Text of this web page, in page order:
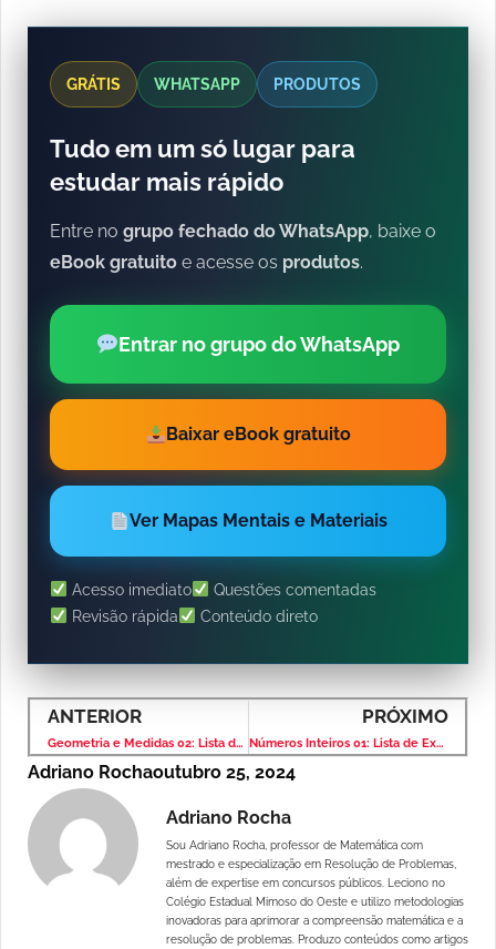
GRÁTIS WHATSAPP PRODUTOS
Tudo em um só lugar para
estudar mais rápido
Entre no grupo fechado do WhatsApp, baixe o
eBook gratuito e acesse os produtos.
Entrar no grupo do WhatsApp
Baixar eBook gratuito
Ver Mapas Mentais e Materiais
Acesso imediato
Questões comentadas
Revisão rápida
Conteúdo direto
ANTERIOR
Geometria e Medidas 02: Lista de Exercícios Solução
PRÓXIMO
Números Inteiros 01: Lista de Exercício com Solução
Adriano Rochaoutubro 25, 2024
Adriano Rocha
Sou Adriano Rocha, professor de Matemática com
mestrado e especialização em Resolução de Problemas,
além de expertise em concursos públicos. Leciono no
Colégio Estadual Mimoso do Oeste e utilizo metodologias
inovadoras para aprimorar a compreensão matemática e a
resolução de problemas. Produzo conteúdos como artigos